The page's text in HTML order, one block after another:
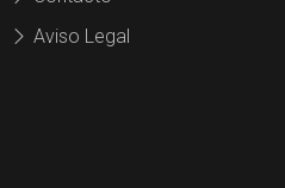
Aviso Legal